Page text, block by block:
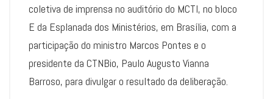
coletiva de imprensa no auditório do MCTI, no bloco
E da Esplanada dos Ministérios, em Brasília, com a
participação do ministro Marcos Pontes e o
presidente da CTNBio, Paulo Augusto Vianna
Barroso, para divulgar o resultado da deliberação.